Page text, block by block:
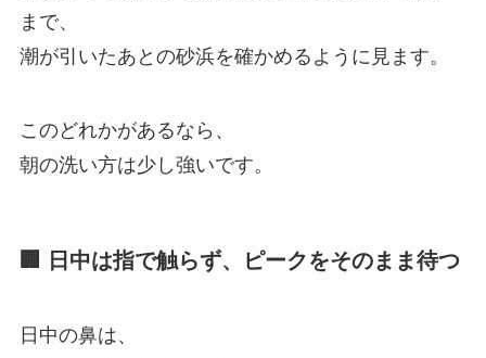
まで、
潮が引いたあとの砂浜を確かめるように見ます。
このどれかがあるなら、
朝の洗い方は少し強いです。
🏢 日中は指で触らず、ピークをそのまま待つ
日中の鼻は、